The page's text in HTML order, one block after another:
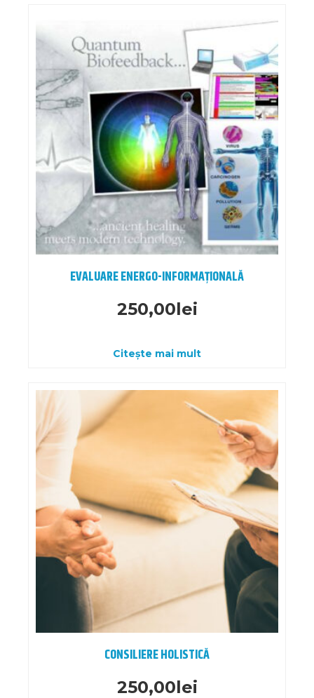
EVALUARE ENERGO-INFORMAȚIONALĂ
250,00lei
Citește mai mult
CONSILIERE HOLISTICĂ
250,00lei